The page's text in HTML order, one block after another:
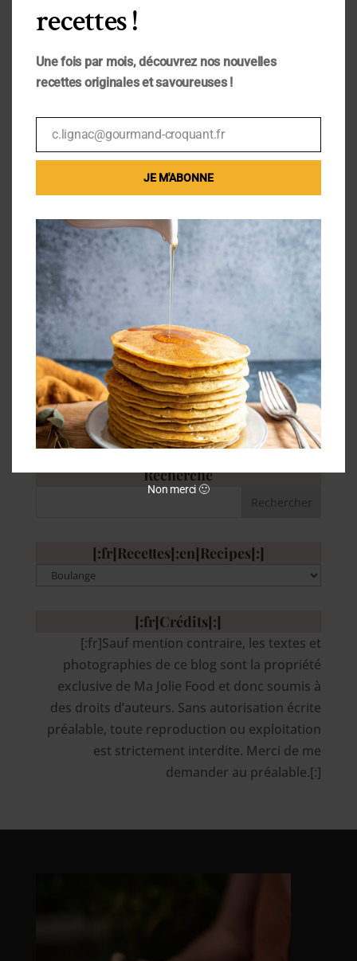
Pain Bagels
Avr 29, 2020 |Boulange ,Petit-déj / Brunch, Plats
J’associe vraiment ces pains bagels à mes
voyages à New York, c’est le petit pain
américain pour moi 🙂 Et qui dit confinement
dit (en tout cas de mon côté) plus de temps
pour cuisiner ! Toutes les recettes que je
n’avais « pas le temps »...
« Entrées précédentes
Recherche
[:fr]Recettes[:en]Recipes[:]
[:fr]Recettes[:en]Recipes[:]
[:fr]Crédits[:]
[:fr]Sauf mention contraire, les textes et
photographies de ce blog sont la propriété
exclusive de Ma Jolie Food et donc soumis à
des droits d’auteurs. Sans autorisation écrite
préalable, toute reproduction ou exploitation
est strictement interdite. Merci de me
demander au préalable.[:]
recettes !
Une fois par mois, découvrez nos nouvelles
recettes originales et savoureuses !
Email
c.lignac@gourmand-croquant.fr
JE M'ABONNE
Non merci 🙂